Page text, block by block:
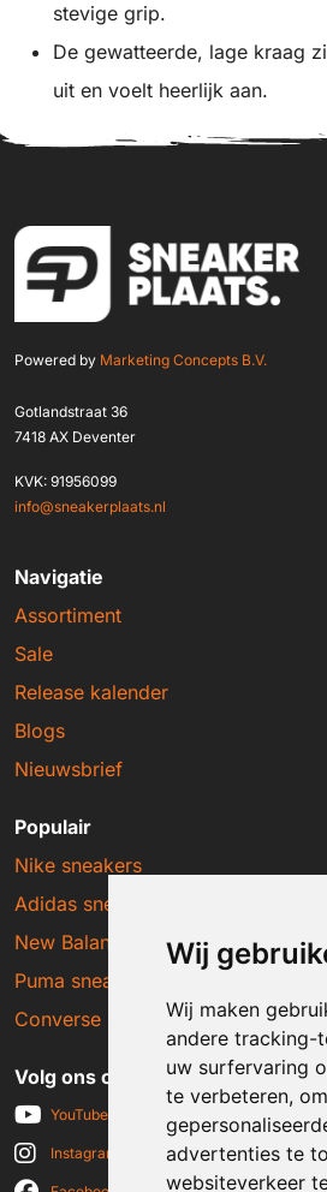
Wij
Wij maken
andere tracking-
uw surfervaring
te verbeteren, om
advertenties te
websiteverkeer
stevige grip.
De gewatteerde, lage kraag
uit en voelt heerlijk aan.
Powered by Marketing Concepts B.V.
Gotlandstraat 36
7418 AX Deventer
KVK: 91956099
info@sneakerplaats.nl
Navigatie
Assortiment
Sale
Release kalender
Blogs
Nieuwsbrief
Populair
Nike sneakers
Adidas sneakers
New Balance sneakers
Puma sneakers
Converse sneakers
Volg ons op social media
YouTube
Instagram